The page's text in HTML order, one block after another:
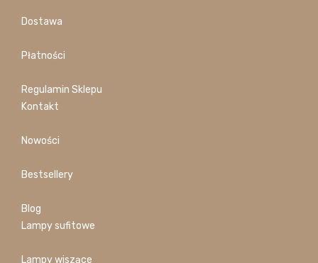
Dostawa
Płatności
Regulamin Sklepu
Kontakt
Nowości
Bestsellery
Blog
Lampy sufitowe
Lampy wiszące